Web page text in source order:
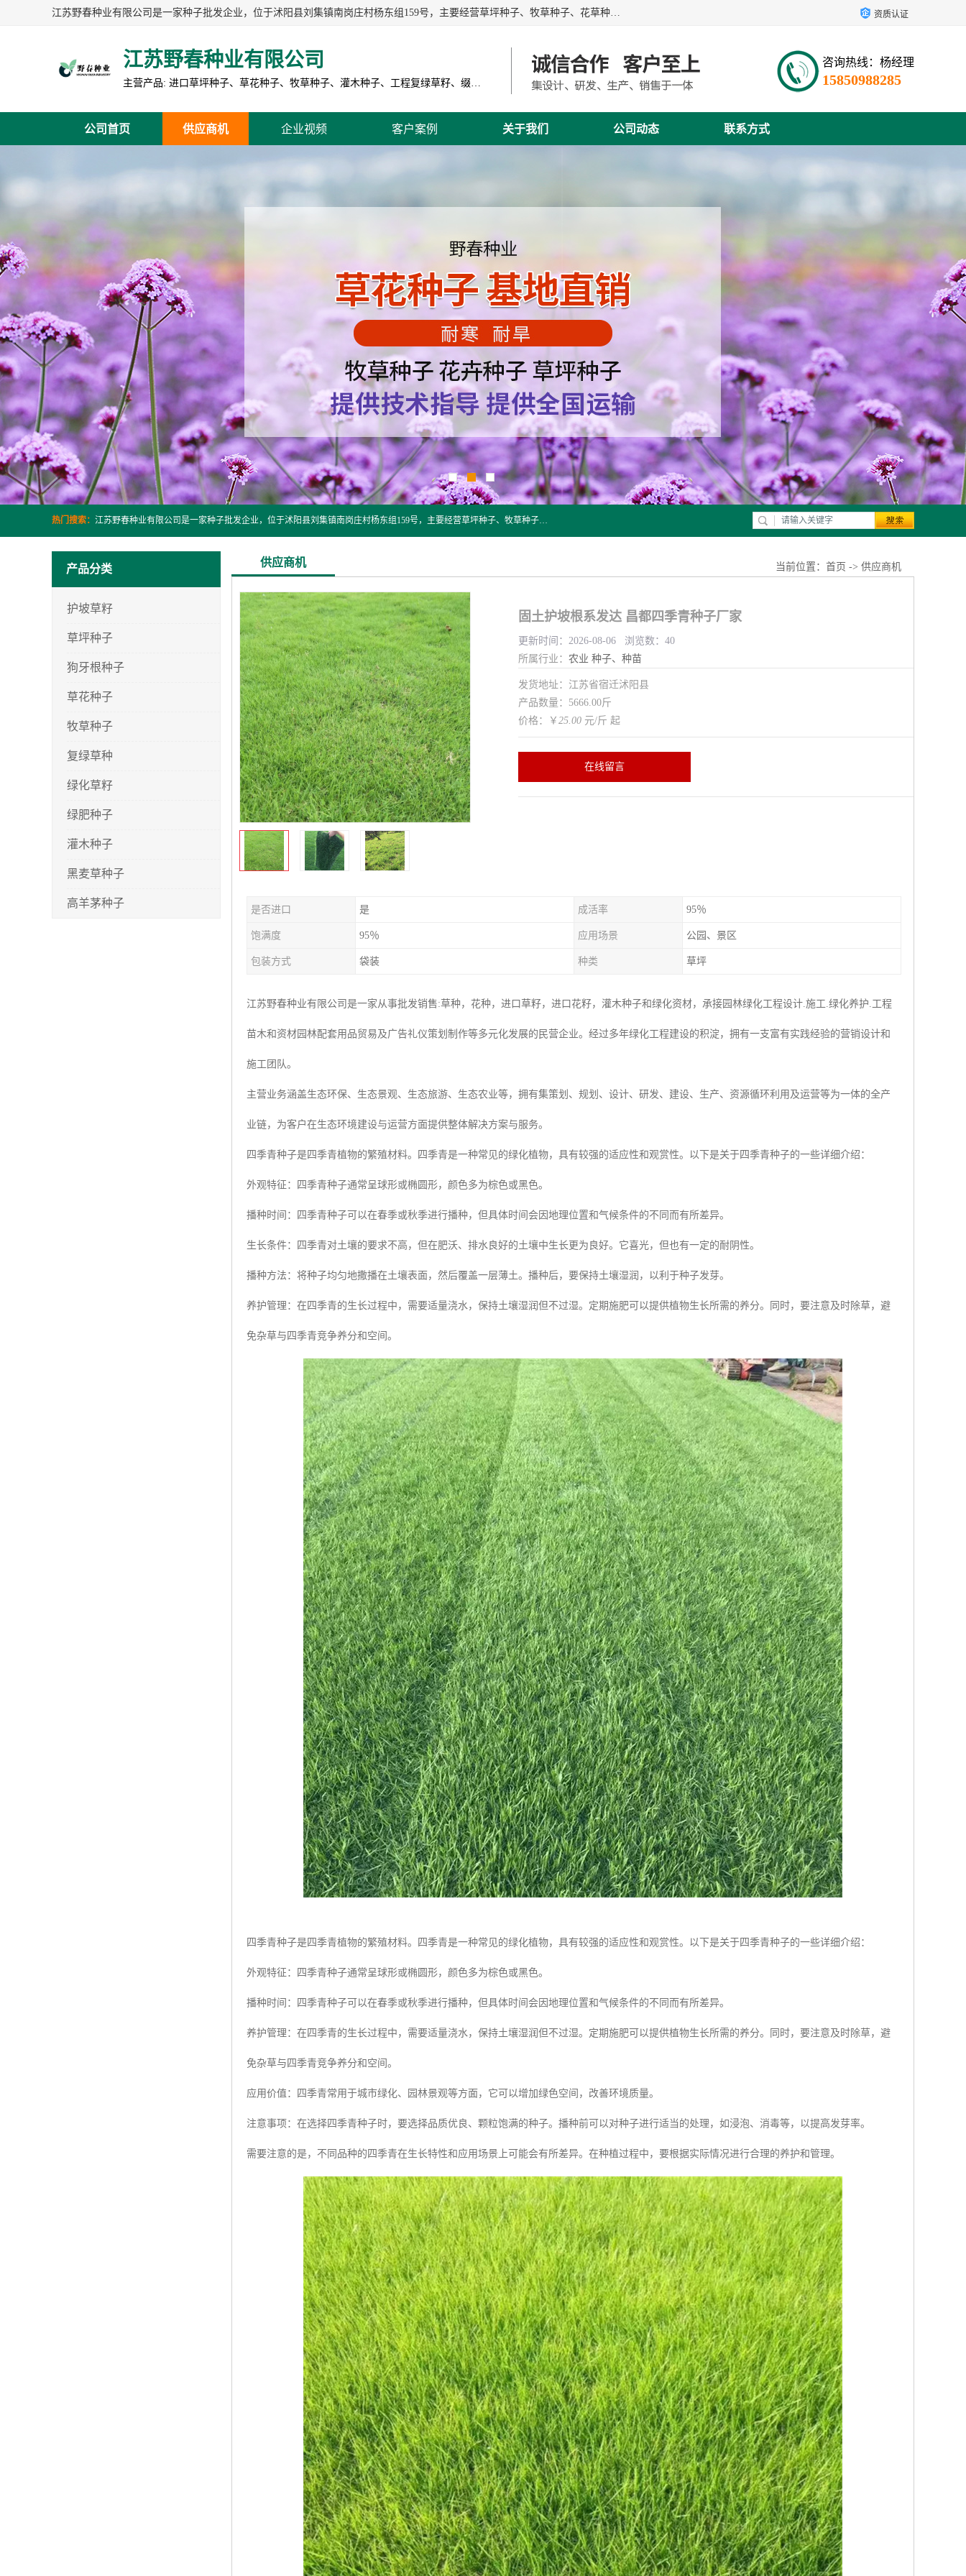
江苏野春种业有限公司是一家种子批发企业，位于沭阳县刘集镇南岗庄村杨东组159号，主要经营草坪种子、牧草种子、花草种子、复绿草种、绿化草籽、护坡草籽、绿肥种子、灌木种子、黑麦草种子、高羊茅种子、早熟禾种子、狗牙根种子、剪股颖种子等。 资质认证
江苏野春种业有限公司
主营产品: 进口草坪种子、草花种子、牧草种子、灌木种子、工程复绿草籽、缀花组合种子
咨询热线：杨经理
15850988285
公司首页 供应商机 企业视频 客户案例 关于我们 公司动态 联系方式
热门搜索： 江苏野春种业有限公司是一家种子批发企业，位于沭阳县刘集镇南岗庄村杨东组159号，主要经营草坪种子、牧草种子、花草种子、复绿草种、绿化草籽、护坡草籽、绿肥种子、灌木种子、黑麦草种子、高羊茅种子、早熟禾种子、狗牙根种子、剪股颖种子等。
产品分类
护坡草籽
草坪种子
狗牙根种子
草花种子
牧草种子
复绿草种
绿化草籽
绿肥种子
灌木种子
黑麦草种子
高羊茅种子
供应商机 当前位置： 首页 -> 供应商机
固土护坡根系发达 昌都四季青种子厂家
更新时间：2026-08-06 浏览数：40
所属行业： 农业 种子、种苗
发货地址：江苏省宿迁沭阳县
产品数量：5666.00斤
价格：￥ 25.00 元/斤 起
在线留言
是否进口 是 成活率 95％
饱满度 95％ 应用场景 公园、景区
包装方式 袋装 种类 草坪
江苏野春种业有限公司是一家从事批发销售:草种，花种，进口草籽，进口花籽，灌木种子和绿化资材，承接园林绿化工程设计.施工.绿化养护.工程
苗木和资材园林配套用品贸易及广告礼仪策划制作等多元化发展的民营企业。经过多年绿化工程建设的积淀，拥有一支富有实践经验的营销设计和
施工团队。
主营业务涵盖生态环保、生态景观、生态旅游、生态农业等，拥有集策划、规划、设计、研发、建设、生产、资源循环利用及运营等为一体的全产
业链，为客户在生态环境建设与运营方面提供整体解决方案与服务。
四季青种子是四季青植物的繁殖材料。四季青是一种常见的绿化植物，具有较强的适应性和观赏性。以下是关于四季青种子的一些详细介绍：
外观特征：四季青种子通常呈球形或椭圆形，颜色多为棕色或黑色。
播种时间：四季青种子可以在春季或秋季进行播种，但具体时间会因地理位置和气候条件的不同而有所差异。
生长条件：四季青对土壤的要求不高，但在肥沃、排水良好的土壤中生长更为良好。它喜光，但也有一定的耐阴性。
播种方法：将种子均匀地撒播在土壤表面，然后覆盖一层薄土。播种后，要保持土壤湿润，以利于种子发芽。
养护管理：在四季青的生长过程中，需要适量浇水，保持土壤湿润但不过湿。定期施肥可以提供植物生长所需的养分。同时，要注意及时除草，避
免杂草与四季青竞争养分和空间。
四季青种子是四季青植物的繁殖材料。四季青是一种常见的绿化植物，具有较强的适应性和观赏性。以下是关于四季青种子的一些详细介绍：
外观特征：四季青种子通常呈球形或椭圆形，颜色多为棕色或黑色。
播种时间：四季青种子可以在春季或秋季进行播种，但具体时间会因地理位置和气候条件的不同而有所差异。
养护管理：在四季青的生长过程中，需要适量浇水，保持土壤湿润但不过湿。定期施肥可以提供植物生长所需的养分。同时，要注意及时除草，避
免杂草与四季青竞争养分和空间。
应用价值：四季青常用于城市绿化、园林景观等方面，它可以增加绿色空间，改善环境质量。
注意事项：在选择四季青种子时，要选择品质优良、颗粒饱满的种子。播种前可以对种子进行适当的处理，如浸泡、消毒等，以提高发芽率。
需要注意的是，不同品种的四季青在生长特性和应用场景上可能会有所差异。在种植过程中，要根据实际情况进行合理的养护和管理。